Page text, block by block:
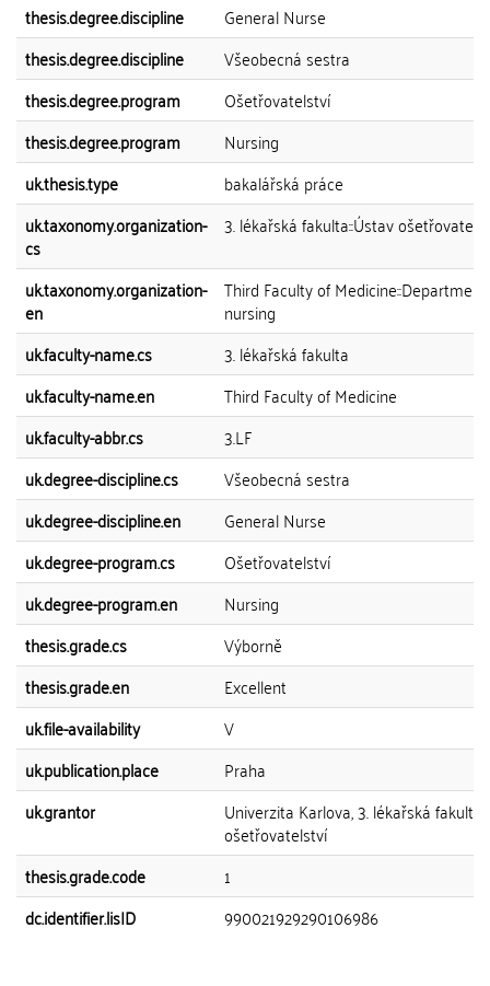
thesis.degree.discipline
General Nurse
thesis.degree.discipline
Všeobecná sestra
thesis.degree.program
Ošetřovatelství
thesis.degree.program
Nursing
uk.thesis.type
bakalářská práce
uk.taxonomy.organization-
cs
3. lékařská fakulta::Ústav
uk.taxonomy.organization-
en
Third Faculty of
nursing
uk.faculty-name.cs
3. lékařská fakulta
uk.faculty-name.en
Third Faculty of Medicine
uk.faculty-abbr.cs
3.LF
uk.degree-discipline.cs
Všeobecná sestra
uk.degree-discipline.en
General Nurse
uk.degree-program.cs
Ošetřovatelství
uk.degree-program.en
Nursing
thesis.grade.cs
Výborně
thesis.grade.en
Excellent
uk.file-availability
V
uk.publication.place
Praha
uk.grantor
Univerzita Karlova, 3. lékařská
ošetřovatelství
thesis.grade.code
1
dc.identifier.lisID
990021929290106986